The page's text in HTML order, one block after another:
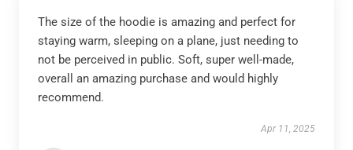
The size of the hoodie is amazing and perfect for
staying warm, sleeping on a plane, just needing to
not be perceived in public. Soft, super well-made,
overall an amazing purchase and would highly
recommend.
Apr 11, 2025